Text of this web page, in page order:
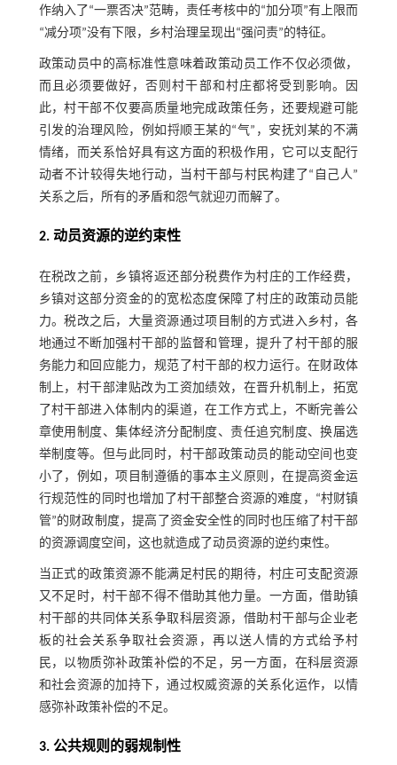
作纳入了“一票否决”范畴，责任考核中的“加分项”有上限而
“减分项”没有下限，乡村治理呈现出“强问责”的特征。
政策动员中的高标准性意味着政策动员工作不仅必须做，
而且必须要做好，否则村干部和村庄都将受到影响。因
此，村干部不仅要高质量地完成政策任务，还要规避可能
引发的治理风险，例如捋顺王某的“气”，安抚刘某的不满
情绪，而关系恰好具有这方面的积极作用，它可以支配行
动者不计较得失地行动，当村干部与村民构建了“自己人”
关系之后，所有的矛盾和怨气就迎刃而解了。
2. 动员资源的逆约束性
在税改之前，乡镇将返还部分税费作为村庄的工作经费，
乡镇对这部分资金的的宽松态度保障了村庄的政策动员能
力。税改之后，大量资源通过项目制的方式进入乡村，各
地通过不断加强村干部的监督和管理，提升了村干部的服
务能力和回应能力，规范了村干部的权力运行。在财政体
制上，村干部津贴改为工资加绩效，在晋升机制上，拓宽
了村干部进入体制内的渠道，在工作方式上，不断完善公
章使用制度、集体经济分配制度、责任追究制度、换届选
举制度等。但与此同时，村干部政策动员的能动空间也变
小了，例如，项目制遵循的事本主义原则，在提高资金运
行规范性的同时也增加了村干部整合资源的难度，“村财镇
管”的财政制度，提高了资金安全性的同时也压缩了村干部
的资源调度空间，这也就造成了动员资源的逆约束性。
当正式的政策资源不能满足村民的期待，村庄可支配资源
又不足时，村干部不得不借助其他力量。一方面，借助镇
村干部的共同体关系争取科层资源，借助村干部与企业老
板的社会关系争取社会资源，再以送人情的方式给予村
民，以物质弥补政策补偿的不足，另一方面，在科层资源
和社会资源的加持下，通过权威资源的关系化运作，以情
感弥补政策补偿的不足。
3. 公共规则的弱规制性